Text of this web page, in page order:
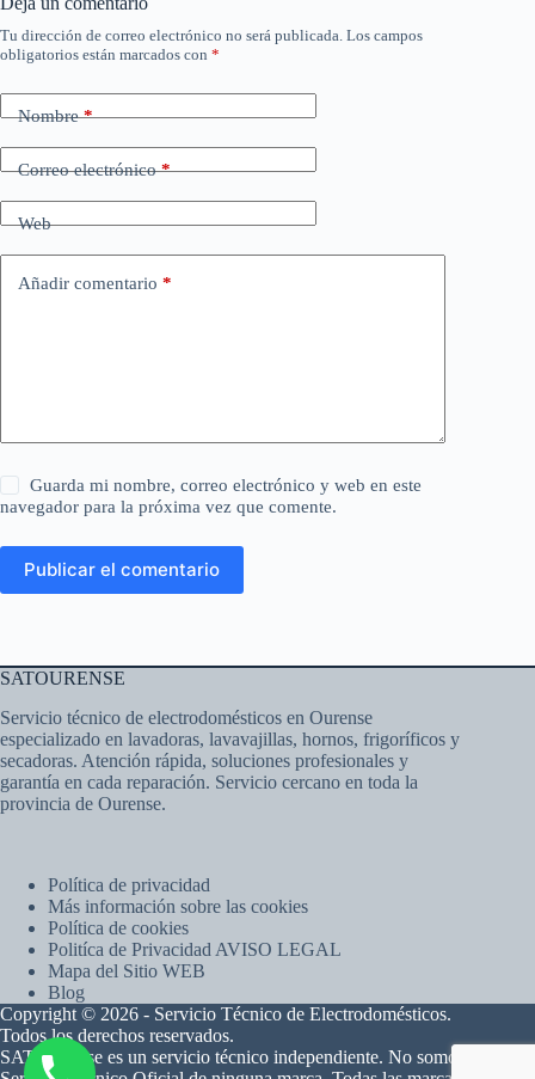
Tu dirección de correo electrónico no será publicada. Los campos
obligatorios están marcados con *
Nombre*
Correo electrónico*
Web
Añadir comentario *
Guarda mi nombre, correo electrónico y web en este
navegador para la próxima vez que comente.
Publicar el comentario
SATOURENSE
Servicio técnico de electrodomésticos en Ourense
especializado en lavadoras, lavavajillas, hornos, frigoríficos y
secadoras. Atención rápida, soluciones profesionales y
garantía en cada reparación. Servicio cercano en toda la
provincia de Ourense.
Política de privacidad
Más información sobre las cookies
Política de cookies
Politíca de Privacidad AVISO LEGAL
Mapa del Sitio WEB
Blog
Copyright © 2026 - Servicio Técnico de Electrodomésticos.
Todos los derechos reservados.
SAT Ourense es un servicio técnico independiente. No somos